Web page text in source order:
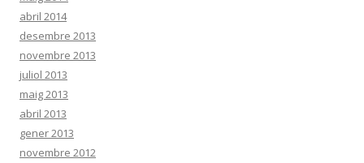
abril 2014
desembre 2013
novembre 2013
juliol 2013
maig 2013
abril 2013
gener 2013
novembre 2012